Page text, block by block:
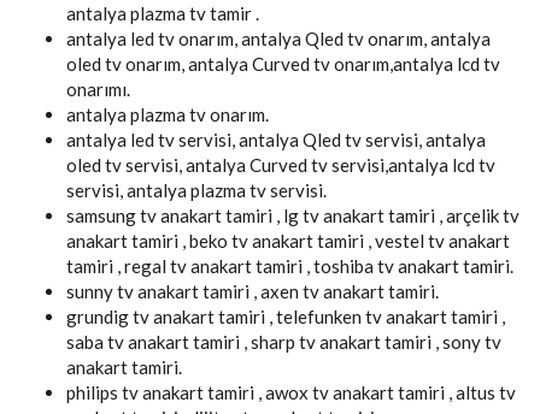
antalya plazma tv tamir .
antalya led tv onarım, antalya Qled tv onarım, antalya
oled tv onarım, antalya Curved tv onarım,antalya lcd tv
onarımı.
antalya plazma tv onarım.
antalya led tv servisi, antalya Qled tv servisi, antalya
oled tv servisi, antalya Curved tv servisi,antalya lcd tv
servisi, antalya plazma tv servisi.
samsung tv anakart tamiri , lg tv anakart tamiri , arçelik tv
anakart tamiri , beko tv anakart tamiri , vestel tv anakart
tamiri , regal tv anakart tamiri , toshiba tv anakart tamiri.
sunny tv anakart tamiri , axen tv anakart tamiri.
grundig tv anakart tamiri , telefunken tv anakart tamiri ,
saba tv anakart tamiri , sharp tv anakart tamiri , sony tv
anakart tamiri.
philips tv anakart tamiri , awox tv anakart tamiri , altus tv